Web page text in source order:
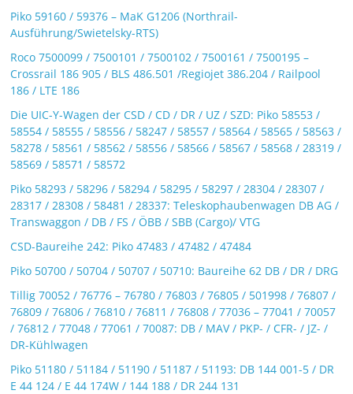
Piko 59160 / 59376 – MaK G1206 (Northrail-
Ausführung/Swietelsky-RTS)
Roco 7500099 / 7500101 / 7500102 / 7500161 / 7500195 –
Crossrail 186 905 / BLS 486.501 /Regiojet 386.204 / Railpool
186 / LTE 186
Die UIC-Y-Wagen der CSD / CD / DR / UZ / SZD: Piko 58553 /
58554 / 58555 / 58556 / 58247 / 58557 / 58564 / 58565 / 58563 /
58278 / 58561 / 58562 / 58556 / 58566 / 58567 / 58568 / 28319 /
58569 / 58571 / 58572
Piko 58293 / 58296 / 58294 / 58295 / 58297 / 28304 / 28307 /
28317 / 28308 / 58481 / 28337: Teleskophaubenwagen DB AG /
Transwaggon / DB / FS / ÖBB / SBB (Cargo)/ VTG
CSD-Baureihe 242: Piko 47483 / 47482 / 47484
Piko 50700 / 50704 / 50707 / 50710: Baureihe 62 DB / DR / DRG
Tillig 70052 / 76776 – 76780 / 76803 / 76805 / 501998 / 76807 /
76809 / 76806 / 76810 / 76811 / 76808 / 77036 – 77041 / 70057
/ 76812 / 77048 / 77061 / 70087: DB / MAV / PKP- / CFR- / JZ- /
DR-Kühlwagen
Piko 51180 / 51184 / 51190 / 51187 / 51193: DB 144 001-5 / DR
E 44 124 / E 44 174W / 144 188 / DR 244 131